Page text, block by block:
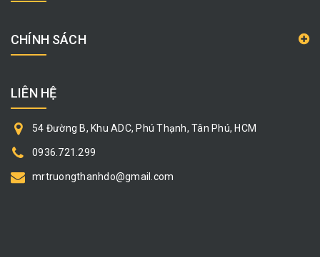
CHÍNH SÁCH
LIÊN HỆ
54 Đường B, Khu ADC, Phú Thạnh, Tân Phú, HCM
0936.721.299
mrtruongthanhdo@gmail.com